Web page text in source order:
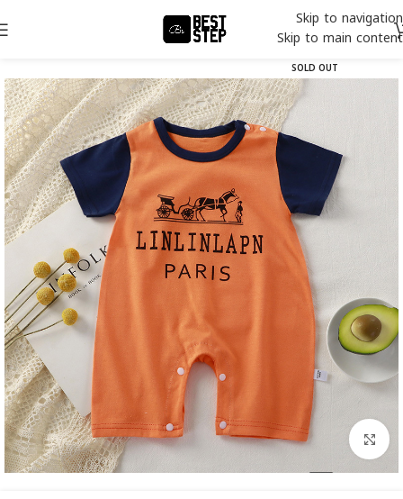
Skip to navigation
Skip to main content
SOLD OUT
Click to enlarge